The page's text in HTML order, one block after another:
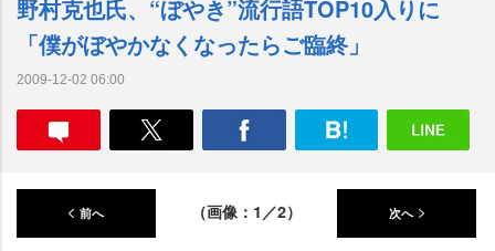
野村克也氏、“ぼやき”流行語TOP10入りに
「僕がぼやかなくなったらご臨終」
2009-12-02 06:00
前へ （画像：1／2） 次へ